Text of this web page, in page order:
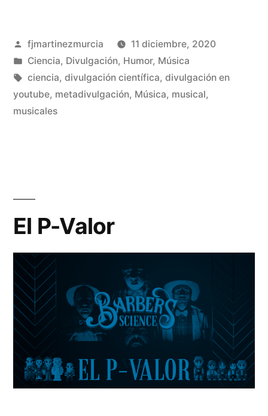
Publicado
por
fjmartinezmurcia
11 diciembre, 2020
Publicado
en
Ciencia, Divulgación, Humor, Música
Etiquetas:
ciencia, divulgación científica, divulgación en
youtube, metadivulgación, Música, musical,
musicales
El P-Valor